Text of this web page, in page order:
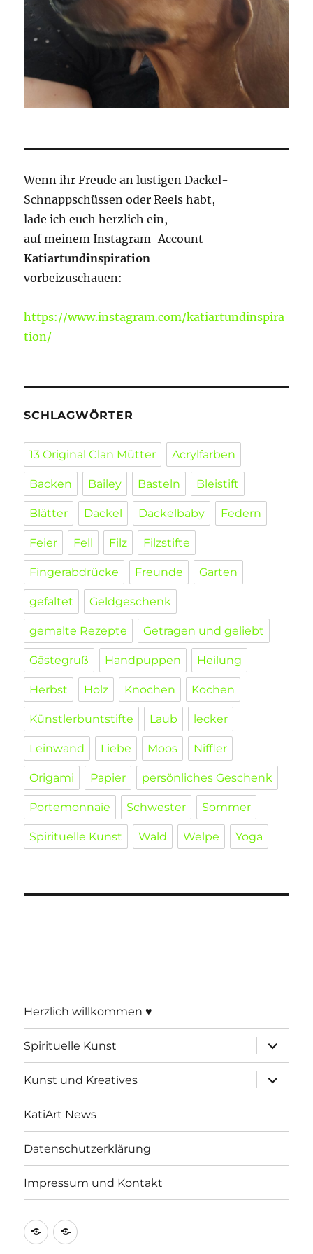
Wenn ihr Freude an lustigen Dackel-
Schnappschüssen oder Reels habt,
lade ich euch herzlich ein,
auf meinem Instagram-Account
Katiartundinspiration
vorbeizuschauen:
https://www.instagram.com/katiartundinspira
tion/
SCHLAGWÖRTER
13 Original Clan Mütter Acrylfarben
Backen Bailey Basteln Bleistift
Blätter Dackel Dackelbaby Federn
Feier Fell Filz Filzstifte
Fingerabdrücke Freunde Garten
gefaltet Geldgeschenk
gemalte Rezepte Getragen und geliebt
Gästegruß Handpuppen Heilung
Herbst Holz Knochen Kochen
Künstlerbuntstifte Laub lecker
Leinwand Liebe Moos Niffler
Origami Papier persönliches Geschenk
Portemonnaie Schwester Sommer
Spirituelle Kunst Wald Welpe Yoga
Herzlich willkommen ♥
Spirituelle Kunst
öffnen
Kunst und Kreatives
öffnen
KatiArt News
Datenschutzerklärung
Impressum und Kontakt
Datenschutzerklärung
Impressum